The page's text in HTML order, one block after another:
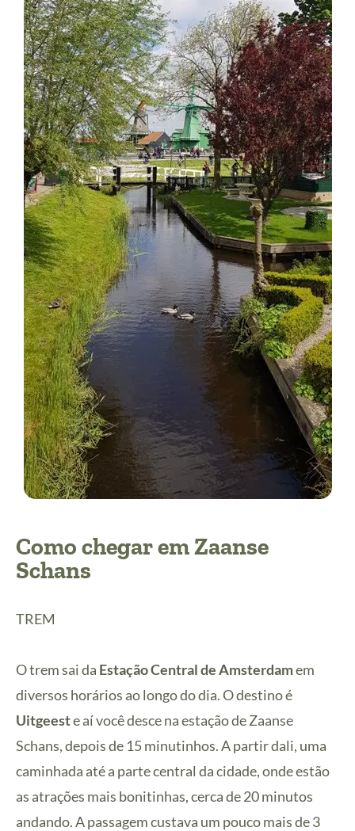
Como chegar em Zaanse
Schans
TREM
O trem sai da Estação Central de Amsterdamem
diversos horários ao longo do dia. O destino é
Uitgeeste aí você desce na estação de Zaanse
Schans, depois de 15 minutinhos. A partir dali, uma
caminhada até a parte central da cidade, onde estão
as atrações mais bonitinhas, cerca de 20 minutos
andando. A passagem custava um pouco mais de 3